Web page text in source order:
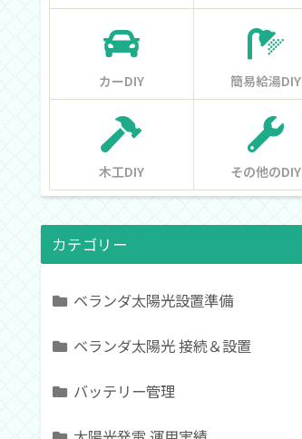
カーDIY 簡易給湯DIY
木工DIY その他のDIY
カテゴリー
ベランダ太陽光設置準備
ベランダ太陽光 接続＆設置
バッテリー管理